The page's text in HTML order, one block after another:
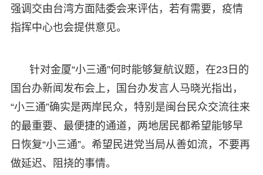
强调交由台湾方面陆委会来评估，若有需要，疫情
指挥中心也会提供意见。
针对金厦“小三通”何时能够复航议题，在23日的
国台办新闻发布会上，国台办发言人马晓光指出，
“小三通”确实是两岸民众，特别是闽台民众交流往来
的最重要、最便捷的通道，两地居民都希望能够早
日恢复“小三通”。希望民进党当局从善如流，不要再
做延迟、阻挠的事情。